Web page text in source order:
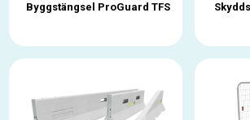
Byggstängsel ProGuard TFS